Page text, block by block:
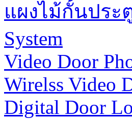
แผงไม้กั้นประ
System
Video Door
Wirelss Video
Digital Door